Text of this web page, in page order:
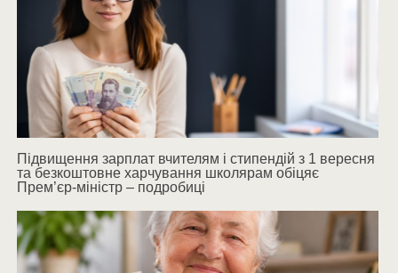
Підвищення зарплат вчителям і стипендій з 1 вересня
та безкоштовне харчування школярам обіцяє
Прем’єр-міністр – подробиці